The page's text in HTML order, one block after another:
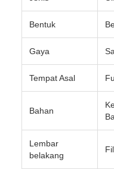
Bentuk
Gaya
Tempat Asal
Bahan
Lembar
belakang